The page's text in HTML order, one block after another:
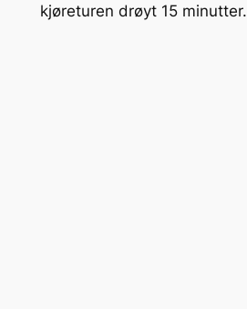
kjøreturen drøyt 15 minutter.